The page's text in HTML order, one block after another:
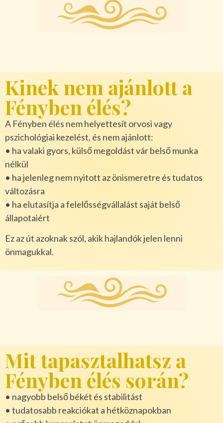
Kinek nem ajánlott a
Fényben élés?
A Fényben élés nem helyettesít orvosi vagy
pszichológiai kezelést, és nem ajánlott:
• ha valaki gyors, külső megoldást vár belső munka
nélkül
• ha jelenleg nem nyitott az önismeretre és tudatos
változásra
• ha elutasítja a felelősségvállalást saját belső
állapotaiért
Ez az út azoknak szól, akik hajlandók jelen lenni
önmagukkal.
Mit tapasztalhatsz a
Fényben élés során?
• nagyobb belső békét és stabilitást
• tudatosabb reakciókat a hétköznapokban